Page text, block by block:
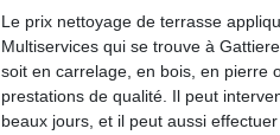
Le prix nettoyage de terrasse
Multiservices qui se trouve à
soit en carrelage, en bois, en pierre
prestations de qualité. Il peut
beaux jours, et il peut aussi